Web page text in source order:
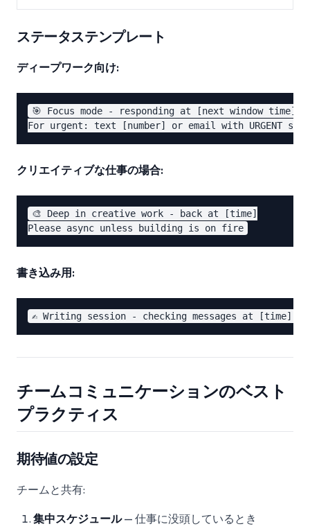
ステータステンプレート
ディープワーク向け:
🎯 Focus mode - responding at [next window time]
クリエイティブな仕事の場合:
🎨 Deep in creative work - back at [time]
書き込み用:
チームコミュニケーションのベスト
プラクティス
期待値の設定
チームと共有:
集中スケジュール— 仕事に没頭しているとき